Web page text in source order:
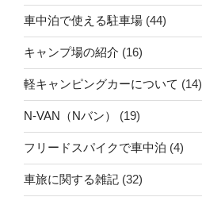
車中泊で使える駐車場 (44)
キャンプ場の紹介 (16)
軽キャンピングカーについて (14)
N-VAN（Nバン） (19)
フリードスパイクで車中泊 (4)
車旅に関する雑記 (32)